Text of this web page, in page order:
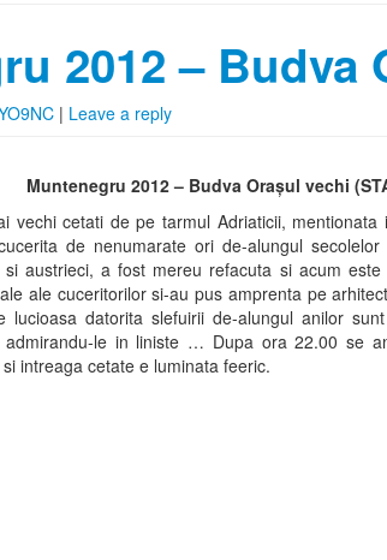
2012 – Budva
| Leave a reply
Muntenegru 2012 – Budva Oraşul vechi
vechi cetati de pe tarmul Adriaticii,
de nenumarate ori de-alungul
austrieci, a fost mereu refacuta si acum
ale cuceritorilor si-au pus amprenta pe
lucioasa datorita slefuirii de-alungul anilor
admirandu-le in liniste … Dupa ora 22.00 se
intreaga cetate e luminata feeric.